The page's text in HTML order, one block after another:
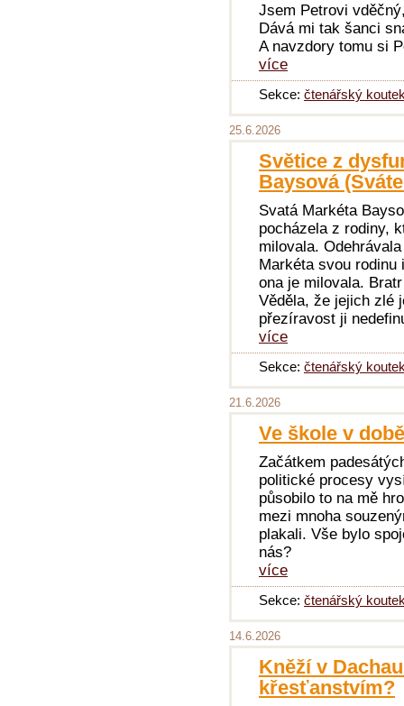
Jsem Petrovi
Dává mi tak šanci
A navzdory tomu si
více
Sekce: čtenářský
25.6.2026
Světice z
Baysová
Svatá Markéta
pocházela z rodiny,
milovala.
Markéta svou
ona je milovala.
Věděla, že jejich zlé
přezíravost ji
více
Sekce: čtenářský
21.6.2026
Ve škole v
Začátkem
politické procesy
působilo to na mě
mezi mnoha
plakali. Vše bylo
nás?
více
Sekce: čtenářský
14.6.2026
Kněží v
křesťanstvím?